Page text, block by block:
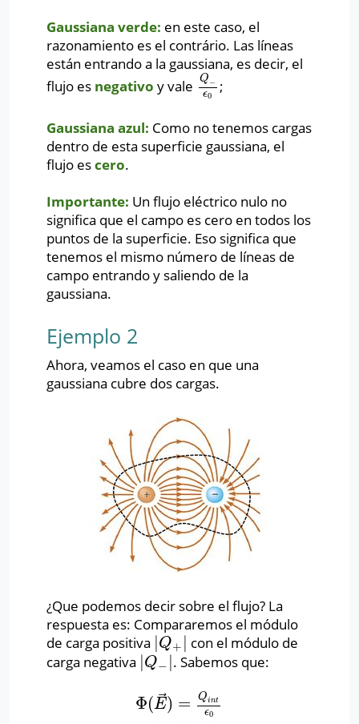
Gaussiana verde: en este caso, el
razonamiento es el contrário. Las líneas
están entrando a la gaussiana, es decir, el
flujo es negativo y vale Q−
ϵ0
Q−ϵ0;
Gaussiana azul: Como no tenemos cargas
dentro de esta superficie gaussiana, el
flujo escero.
Importante: Un flujo eléctrico nulo no
significa que el campo es cero en todos los
puntos de la superficie. Eso significa que
tenemos el mismo número de líneas de
campo entrando y saliendo de la
gaussiana.
Ejemplo 2
Ahora, veamos el caso en que una
gaussiana cubre dos cargas.
¿Que podemos decir sobre el flujo? La
respuesta es: Compararemos el módulo
de carga positiva |Q+ |
|Q+| con el módulo de
carga negativa |Q− |
|Q−| . Sabemos que:
Φ(E⃗
) = Qint
ϵ0
Φ(E→) =Q ntϵ0